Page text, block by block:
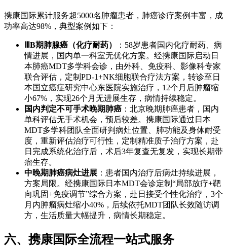
携康国际累计服务超5000名肿瘤患者，肺癌诊疗案例丰富，成
功率高达98%，典型案例如下：
ⅢB期肺腺癌（化疗耐药）
：58岁患者国内化疗耐药、病
情进展，国内单一科室无优化方案。经携康国际启动日
本肺癌MDT多学科会诊，由外科、免疫科、影像科专家
联合评估，定制PD-1+NK细胞联合疗法方案，转诊至日
本国立癌症研究中心东医院实施治疗，12个月后肿瘤缩
小67%，实现26个月无进展生存，病情持续稳定。
国内判定不可手术晚期肺癌 ：北京晚期肺癌患者，国内
单科评估无手术机会，预后较差。携康国际通过日本
MDT多学科团队全面研判病灶位置、肺功能及身体耐受
度，重新评估治疗可行性，定制精准质子治疗方案，赴
日完成系统化治疗后，术后3年复查无复发，实现长期带
瘤生存。
中晚期肺癌病灶进展 ：患者国内治疗后病灶持续进展，
方案局限。经携康国际日本MDT会诊定制“局部放疗+靶
向巩固+免疫调节”综合方案，赴日接受个性化治疗，3个
月内肿瘤病灶缩小40%，后续依托MDT团队长效随访调
方，生活质量大幅提升，病情长期稳定。
六、携康国际全流程一站式服务